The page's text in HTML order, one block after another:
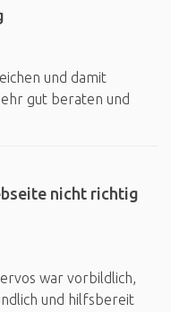
und damit
gut beraten und
nicht richtig
war vorbildlich,
und hilfsbereit